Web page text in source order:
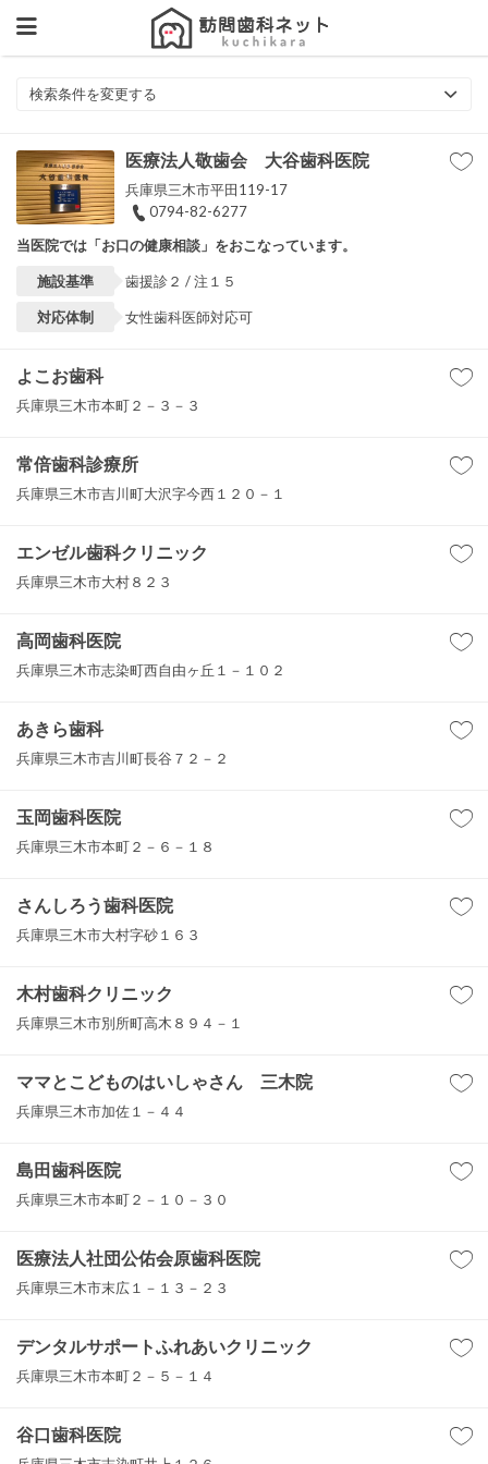
検索条件を変更する
医療法人敬歯会 大谷歯科医院
兵庫県三木市平田119-17
0794-82-6277
当医院では「お口の健康相談」をおこなっています。
施設基準 歯援診２ / 注１５
対応体制 女性歯科医師対応可
よこお歯科
兵庫県三木市本町２－３－３
常倍歯科診療所
兵庫県三木市吉川町大沢字今西１２０－１
エンゼル歯科クリニック
兵庫県三木市大村８２３
高岡歯科医院
兵庫県三木市志染町西自由ヶ丘１－１０２
あきら歯科
兵庫県三木市吉川町長谷７２－２
玉岡歯科医院
兵庫県三木市本町２－６－１８
さんしろう歯科医院
兵庫県三木市大村字砂１６３
木村歯科クリニック
兵庫県三木市別所町高木８９４－１
ママとこどものはいしゃさん 三木院
兵庫県三木市加佐１－４４
島田歯科医院
兵庫県三木市本町２－１０－３０
医療法人社団公佑会原歯科医院
兵庫県三木市末広１－１３－２３
デンタルサポートふれあいクリニック
兵庫県三木市本町２－５－１４
谷口歯科医院